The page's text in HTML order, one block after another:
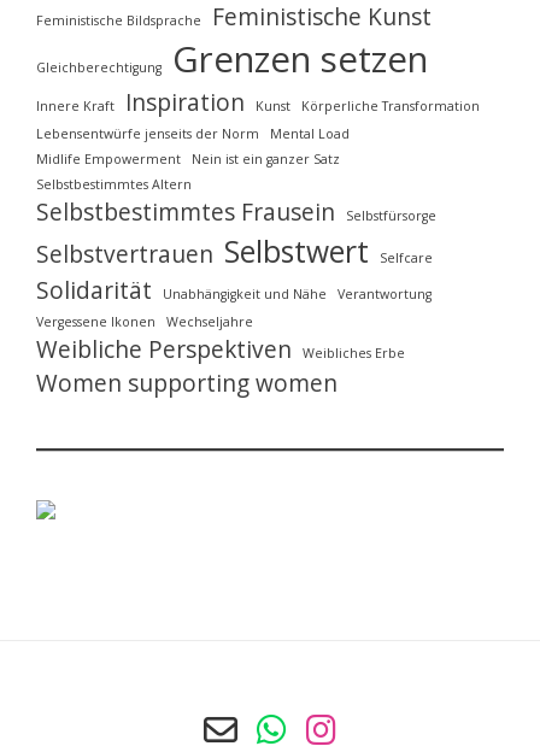
Feministische Bildsprache
Feministische Kunst
Gleichberechtigung Grenzen setzen
Innere Kraft Inspiration Kunst
Körperliche Transformation
Lebensentwürfe jenseits der Norm
Mental Load
Midlife Empowerment
Nein ist ein ganzer Satz
Selbstbestimmtes Altern
Selbstbestimmtes Frausein Selbstfürsorge
Selbstvertrauen Selbstwert Selfcare
Solidarität Unabhängigkeit und Nähe
Verantwortung
Vergessene Ikonen
Wechseljahre
Weibliche Perspektiven Weibliches Erbe
Women supporting women